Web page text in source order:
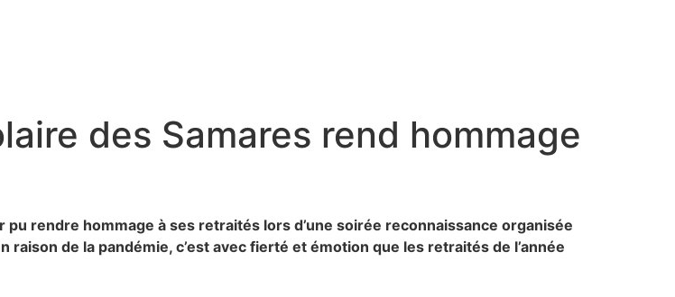
des Samares rend hommage
rendre hommage à ses retraités lors d’une soirée reconnaissance organisée
de la pandémie, c’est avec fierté et émotion que les retraités de l’année